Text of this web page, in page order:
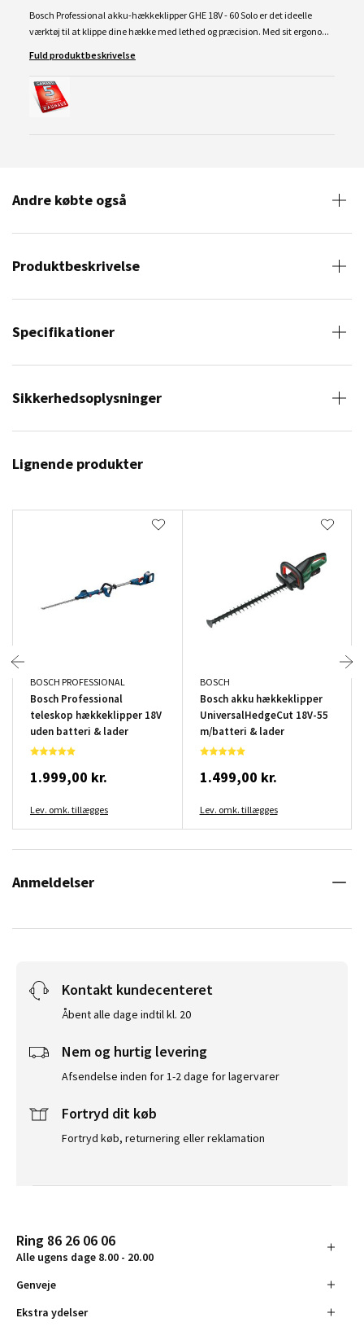
Bosch Professional akku-hækkeklipper GHE 18V - 60 Solo er det ideelle
værktøj til at klippe dine hække med lethed og præcision. Med sit ergono...
Fuld produktbeskrivelse
Andre købte også
Produktbeskrivelse
Specifikationer
Sikkerhedsoplysninger
Lignende produkter
BOSCH PROFESSIONAL
Bosch Professional
teleskop hækkeklipper 18V
uden batteri & lader
1.999,00 kr.
Lev. omk. tillægges
BOSCH
Bosch akku hækkeklipper
UniversalHedgeCut 18V-55
m/batteri & lader
1.499,00 kr.
Lev. omk. tillægges
Anmeldelser
Kontakt kundecenteret
Åbent alle dage indtil kl. 20
Nem og hurtig levering
Afsendelse inden for 1-2 dage for lagervarer
Fortryd dit køb
Fortryd køb, returnering eller reklamation
Ring 86 26 06 06
Alle ugens dage 8.00 - 20.00
Genveje
Ekstra ydelser